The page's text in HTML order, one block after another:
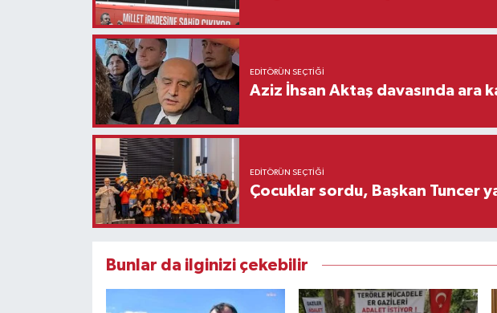
EDITÖRÜN SEÇTIĞI
Aziz İhsan Aktaş davasında ara
EDITÖRÜN SEÇTIĞI
Çocuklar sordu, Başkan Tuncer
Bunlar da ilginizi çekebilir